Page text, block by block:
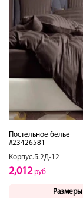
Постельное белье
#23426581
Корпус.Б.2Д-12
2,012руб
Размеры